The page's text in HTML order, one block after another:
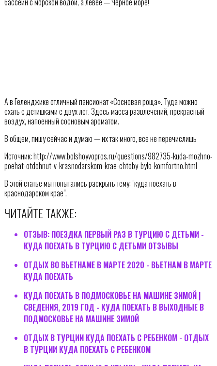
А в Геленджике отличный пансионат «Сосновая роща». Туда можно
ехать с детишками с двух лет. Здесь масса развлечений, прекрасный
воздух, напоенный сосновым ароматом.
В общем, пишу сейчас и думаю — их так много, все не перечислишь
Источник: http://www.bolshoyvopros.ru/questions/982735-kuda-mozhno-
poehat-otdohnut-v-krasnodarskom-krae-chtoby-bylo-komfortno.html
В этой статье мы попытались раскрыть тему: "куда поехать в
краснодарском крае".
ЧИТАЙТЕ ТАКЖЕ:
ОТЗЫВ: ПОЕЗДКА ПЕРВЫЙ РАЗ В ТУРЦИЮ С ДЕТЬМИ -
КУДА ПОЕХАТЬ В ТУРЦИЮ С ДЕТЬМИ ОТЗЫВЫ
ОТДЫХ ВО ВЬЕТНАМЕ В МАРТЕ 2020 - ВЬЕТНАМ В МАРТЕ
КУДА ПОЕХАТЬ
КУДА ПОЕХАТЬ В ПОДМОСКОВЬЕ НА МАШИНЕ ЗИМОЙ |
СВЕДЕНИЯ, 2019 ГОД - КУДА ПОЕХАТЬ В ВЫХОДНЫЕ В
ПОДМОСКОВЬЕ НА МАШИНЕ ЗИМОЙ
ОТДЫХ В ТУРЦИИ КУДА ПОЕХАТЬ С РЕБЕНКОМ - ОТДЫХ
В ТУРЦИИ КУДА ПОЕХАТЬ С РЕБЕНКОМ